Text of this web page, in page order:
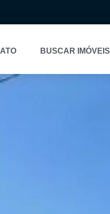
BUSCAR IMÓVEIS